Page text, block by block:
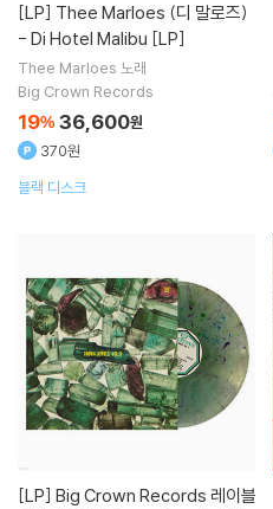
[LP] Thee Marloes (디 말로즈)
- Di Hotel Malibu [LP]
Thee Marloes 노래
Big Crown Records
19% 36,600원
370원
블랙 디스크
[LP] Big Crown Records 레이블